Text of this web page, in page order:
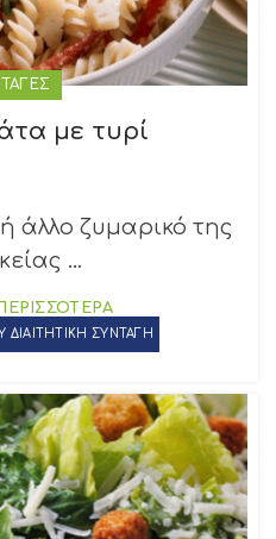
με τυρί
ή άλλο ζυμαρικό της
...
ΔΙΑΙΤΗΤΙΚΗ ΣΥΝΤΑΓΗ